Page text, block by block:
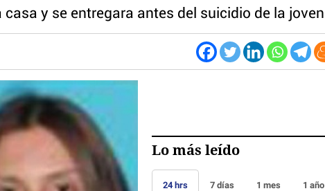
y se entregara antes del suicidio de la joven
Lo más leído
24 hrs 7 días 1 mes 1 año